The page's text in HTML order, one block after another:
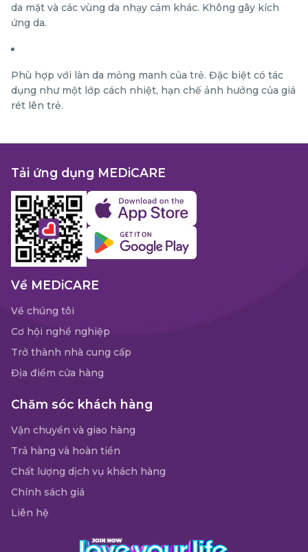
da mặt và các vùng da nhạy cảm khác. Không gây kích
ứng da.
Phù hợp với làn da mỏng manh của trẻ. Đặc biệt có tác
dụng như một lớp cách nhiệt, hạn chế ảnh hưởng của giá
rét lên trẻ.
Tải ứng dụng MEDiCARE
Về MEDiCARE
Về chúng tôi
Cơ hội nghề nghiệp
Trở thành nhà cung cấp
Địa điểm cửa hàng
Chăm sóc khách hàng
Vận chuyển và giao hàng
Trả hàng và hoàn tiền
Chất lượng dịch vụ khách hàng
Chính sách giá
Liên hệ